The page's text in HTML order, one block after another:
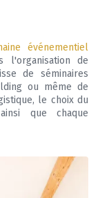
événementiel
l'organisation de
de séminaires
ou même de
le choix du
que chaque